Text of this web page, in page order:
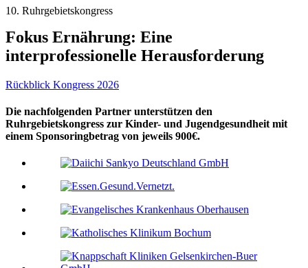
10. Ruhrgebietskongress
Fokus Ernährung: Eine
interprofessionelle Herausforderung
Rückblick Kongress 2026
Die nachfolgenden Partner unterstützen den
Ruhrgebietskongress zur Kinder- und Jugendgesundheit mit
einem Sponsoringbetrag von jeweils 900€.